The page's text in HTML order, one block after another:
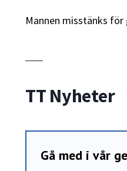
Mannen misstänks för
TT Nyheter
Gå med i vår